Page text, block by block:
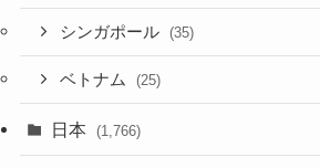
シンガポール (35)
ベトナム (25)
日本 (1,766)